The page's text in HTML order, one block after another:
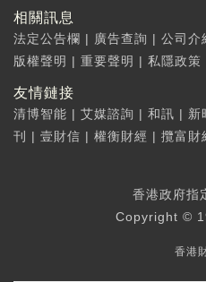
相關訊息
法定公告欄 | 廣告查詢 | 公司介
版權聲明 | 重要聲明 | 私隱政策
友情鏈接
清博智能 | 艾媒諮詢 | 和訊 | 新
刊
| 壹財信 | 權衡財經 | 攬富財
香港政府指
Copyright ©
香港